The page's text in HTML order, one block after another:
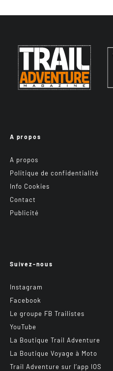
A propos
A propos
Politique de confidentialité
Info Cookies
Contact
Publicité
Suivez-nous
Instagram
Facebook
Le groupe FB Trailistes
YouTube
La Boutique Trail Adventure
La Boutique Voyage à Moto
Trail Adventure sur l’app IOS